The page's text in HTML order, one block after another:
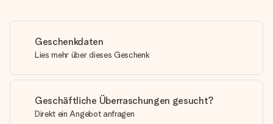
Geschenkdaten
Lies mehr über dieses Geschenk
Geschäftliche Überraschungen gesucht?
Direkt ein Angebot anfragen